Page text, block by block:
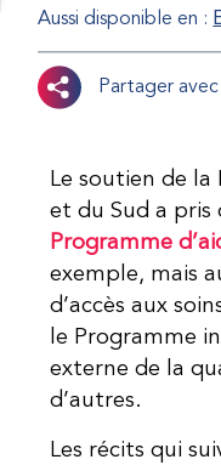
Aussi disponible en :
Partager avec
Le soutien de
et du Sud a pris
Programme
exemple, mais
d’accès aux
le Programme
externe de la
d’autres.
Les récits qui